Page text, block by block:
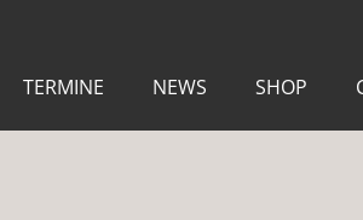
TERMINE NEWS SHOP